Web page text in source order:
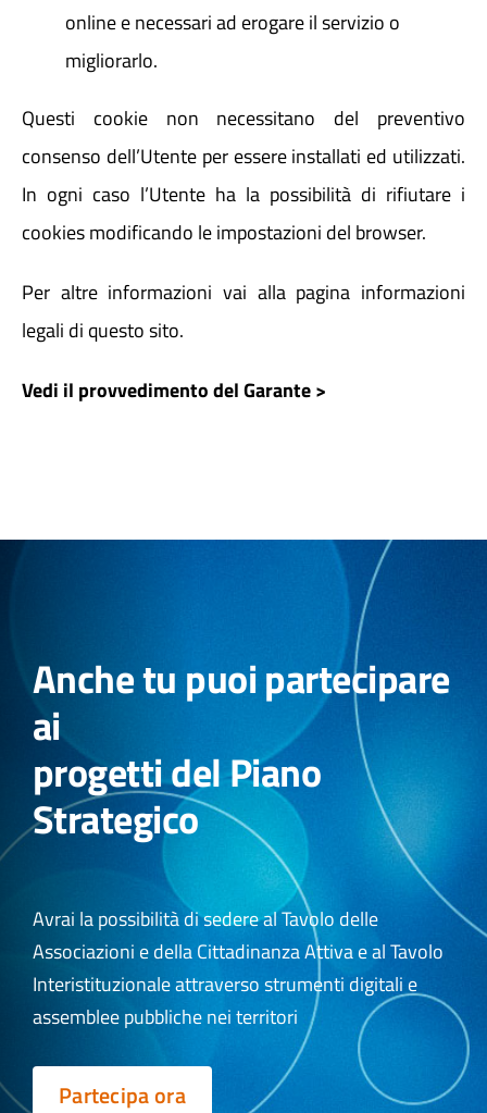
online e necessari ad erogare il servizio o
migliorarlo.
Questi cookie non necessitano del preventivo
consenso dell’Utente per essere installati ed utilizzati.
In ogni caso l’Utente ha la possibilità di rifiutare i
cookies modificando le impostazioni del browser.
Per altre informazioni vai alla pagina informazioni
legali di questo sito.
Vedi il provvedimento del Garante >
Anche tu puoi partecipare
ai
progetti del Piano
Strategico
Avrai la possibilità di sedere al Tavolo delle
Associazioni e della Cittadinanza Attiva e al Tavolo
Interistituzionale attraverso strumenti digitali e
assemblee pubbliche nei territori
Partecipa ora